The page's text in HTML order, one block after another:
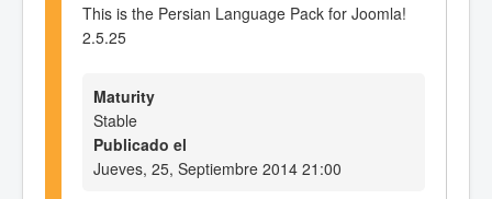
This is the Persian Language Pack for Joomla!
2.5.25
Maturity
Stable
Publicado el
Jueves, 25, Septiembre 2014 21:00